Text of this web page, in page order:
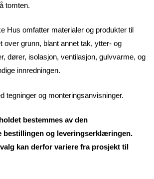
tomten.
Hus omfatter materialer og produkter til
over grunn, blant annet tak, ytter- og
dører, isolasjon, ventilasjon, gulvvarme, og
innredningen.
tegninger og monteringsanvisninger.
bestemmes av den
bestillingen og leveringserklæringen.
kan derfor variere fra prosjekt til